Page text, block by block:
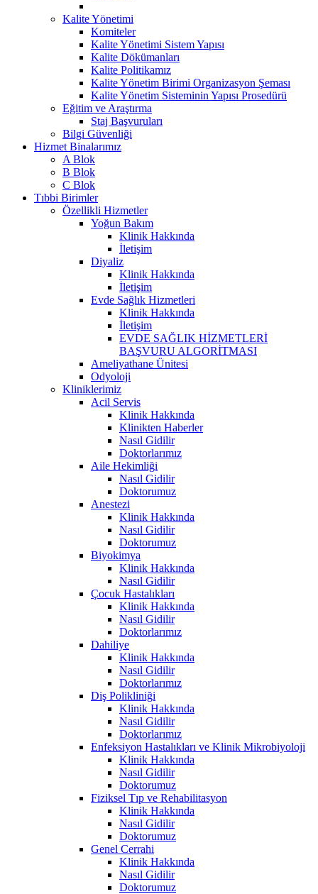
Kalite Yönetimi
Komiteler
Kalite Yönetimi Sistem Yapısı
Kalite Dökümanları
Kalite Politikamız
Kalite Yönetim Birimi Organizasyon Şeması
Kalite Yönetim Sisteminin Yapısı Prosedürü
Eğitim ve Araştırma
Staj Başvuruları
Bilgi Güvenliği
Hizmet Binalarımız
A Blok
B Blok
C Blok
Tıbbi Birimler
Özellikli Hizmetler
Yoğun Bakım
Klinik Hakkında
İletişim
Diyaliz
Klinik Hakkında
İletişim
Evde Sağlık Hizmetleri
Klinik Hakkında
İletişim
EVDE SAĞLIK HİZMETLERİ
BAŞVURU ALGORİTMASI
Ameliyathane Ünitesi
Odyoloji
Kliniklerimiz
Acil Servis
Klinik Hakkında
Klinikten Haberler
Nasıl Gidilir
Doktorlarımız
Aile Hekimliği
Nasıl Gidilir
Doktorumuz
Anestezi
Klinik Hakkında
Nasıl Gidilir
Doktorumuz
Biyokimya
Klinik Hakkında
Nasıl Gidilir
Çocuk Hastalıkları
Klinik Hakkında
Nasıl Gidilir
Doktorlarımız
Dahiliye
Klinik Hakkında
Nasıl Gidilir
Doktorlarımız
Diş Polikliniği
Klinik Hakkında
Nasıl Gidilir
Doktorlarımız
Enfeksiyon Hastalıkları ve Klinik Mikrobiyoloji
Klinik Hakkında
Nasıl Gidilir
Doktorumuz
Fiziksel Tıp ve Rehabilitasyon
Klinik Hakkında
Nasıl Gidilir
Doktorumuz
Genel Cerrahi
Klinik Hakkında
Nasıl Gidilir
Doktorumuz